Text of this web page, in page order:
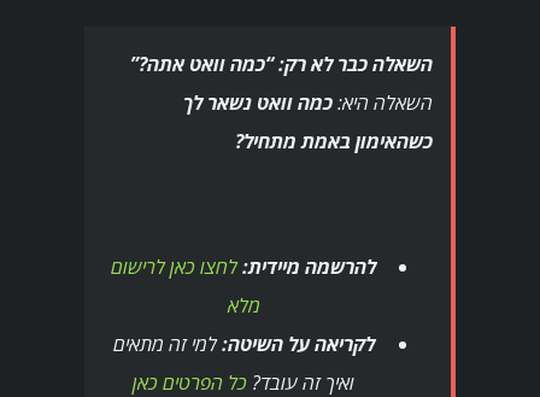
השאלה כבר לא רק: “כמה וואט אתה?”
השאלה היא:כמה וואט נשאר לך
כשהאימון באמת מתחיל?
להרשמה מיידית:לחצו כאן לרישום
מלא
לקריאה על השיטה:למי זה מתאים
ואיך זה עובד? כל הפרטים כאן